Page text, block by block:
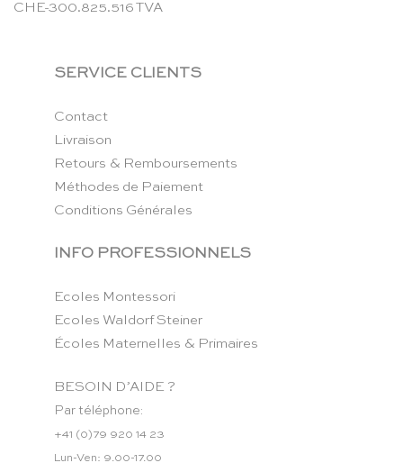
CHE-300.825.516 TVA
SERVICE CLIENTS
Contact
Livraison
Retours & Remboursements
Méthodes de Paiement
Conditions Générales
INFO PROFESSIONNELS
Ecoles Montessori
Ecoles Waldorf Steiner
Écoles Maternelles & Primaires
BESOIN D’AIDE ?
Par téléphone:
+41 (0)79 920 14 23
Lun-Ven: 9.00-17.00